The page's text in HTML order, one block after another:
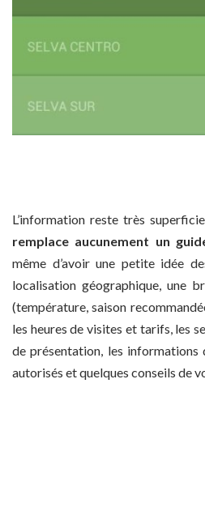
L’information reste très
remplace aucunement un
même d’avoir une petite idée
localisation géographique, une
(température, saison
les heures de visites et tarifs, les
de présentation, les informations
autorisés et quelques conseils de